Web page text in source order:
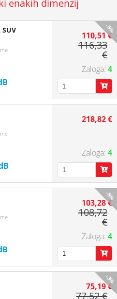
enakih dimenzij
-5%
SUV
110,51 €
116,33
€
4
218,82 €
4
-5%
103,28 €
108,72
€
4
-3%
75,19 €
77,52 €